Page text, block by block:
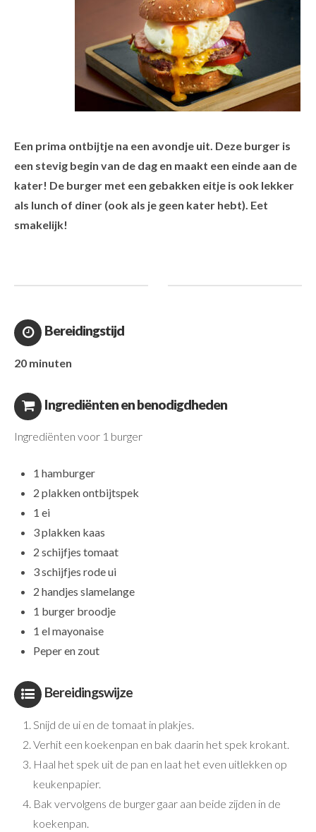
Een prima ontbijtje na een avondje uit. Deze burger is
een stevig begin van de dag en maakt een einde aan de
kater! De burger met een gebakken eitje is ook lekker
als lunch of diner (ook als je geen kater hebt). Eet
smakelijk!
Bereidingstijd
20 minuten
Ingrediënten en benodigdheden
Ingrediënten voor 1 burger
1 hamburger
2 plakken ontbijtspek
1 ei
3 plakken kaas
2 schijfjes tomaat
3 schijfjes rode ui
2 handjes slamelange
1 burger broodje
1 el mayonaise
Peper en zout
Bereidingswijze
Snijd de ui en de tomaat in plakjes.
Verhit een koekenpan en bak daarin het spek krokant.
Haal het spek uit de pan en laat het even uitlekken op
keukenpapier.
Bak vervolgens de burger gaar aan beide zijden in de
koekenpan.